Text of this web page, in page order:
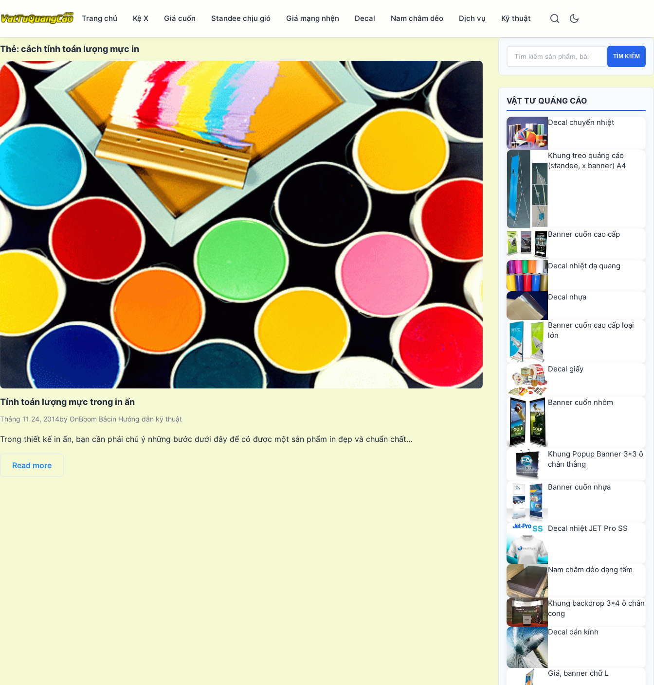
Trang chủ Kệ X Giá cuốn Standee chịu gió Giá mạng nhện Decal Nam châm dẻo Dịch vụ Kỹ thuật
Thẻ: cách tính toán lượng mực in
Tính toán lượng mực trong in ấn
Tháng 11 24, 2014by OnBoom Bắcin Hướng dẫn kỹ thuật
Trong thiết kế in ấn, bạn cần phải chú ý những bước dưới đây để có được một sản phẩm in đẹp và chuẩn chất…
Read more
TÌM KIẾM
VẬT TƯ QUẢNG CÁO
Decal chuyển nhiệt
Khung treo quảng cáo
(standee, x banner) A4
Banner cuốn cao cấp
Decal nhiệt dạ quang
Decal nhựa
Banner cuốn cao cấp loại
lớn
Decal giấy
Banner cuốn nhôm
Khung Popup Banner 3*3 ô
chân thẳng
Banner cuốn nhựa
Decal nhiệt JET Pro SS
Nam châm dẻo dạng tấm
Khung backdrop 3*4 ô chân
cong
Decal dán kính
Giá, banner chữ L